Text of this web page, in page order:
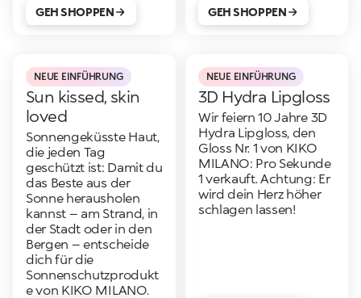
GEH SHOPPEN GEH SHOPPEN
NEUE EINFÜHRUNG
Sun kissed, skin
loved
Sonnengeküsste Haut,
die jeden Tag
geschützt ist: Damit du
das Beste aus der
Sonne herausholen
kannst – am Strand, in
der Stadt oder in den
Bergen – entscheide
dich für die
Sonnenschutzprodukt
e von KIKO MILANO.
NEUE EINFÜHRUNG
3D Hydra Lipgloss
Wir feiern 10 Jahre 3D
Hydra Lipgloss, den
Gloss Nr. 1 von KIKO
MILANO: Pro Sekunde
1 verkauft. Achtung: Er
wird dein Herz höher
schlagen lassen!